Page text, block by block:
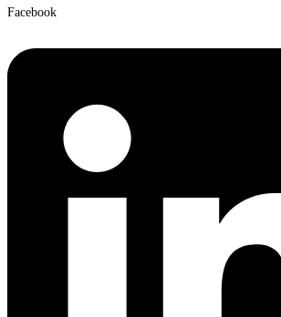
Facebook